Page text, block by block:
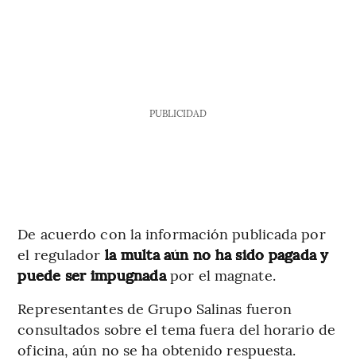
PUBLICIDAD
De acuerdo con la información publicada por
el regulador la multa aún no ha sido pagada y
puede ser impugnadapor el magnate.
Representantes de Grupo Salinas fueron
consultados sobre el tema fuera del horario de
oficina, aún no se ha obtenido respuesta.